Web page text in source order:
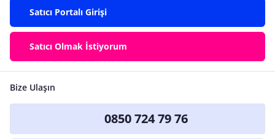
Satıcı Portalı Girişi
Satıcı Olmak İstiyorum
Bize Ulaşın
0850 724 79 76